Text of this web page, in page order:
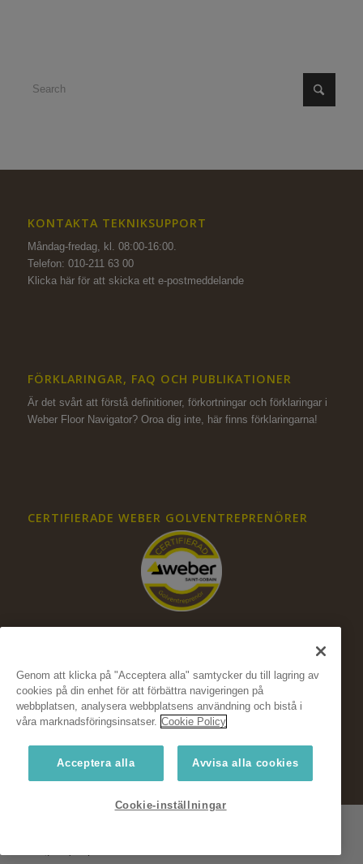
KONTAKTA TEKNIKSUPPORT
Måndag-fredag, kl. 08:00-16:00.
Telefon: 010-211 63 00
Klicka här för att skicka ett e-postmeddelande
FÖRKLARINGAR, FAQ OCH PUBLIKATIONER
Är det svårt att förstå definitioner, förkortningar och förklaringar i
Weber Floor Navigator? Oroa dig inte, här finns förklaringarna!
CERTIFIERADE WEBER GOLVENTREPRENÖRER
FÖLJ OSS PÅ SOCIALA MEDIER
Genom att klicka på "Acceptera alla" samtycker du till lagring av
cookies på din enhet för att förbättra navigeringen på
webbplatsen, analysera webbplatsens användning och bistå i
våra marknadsföringsinsatser. Cookie Policy
Acceptera alla Avvisa alla cookies
Cookie-inställningar